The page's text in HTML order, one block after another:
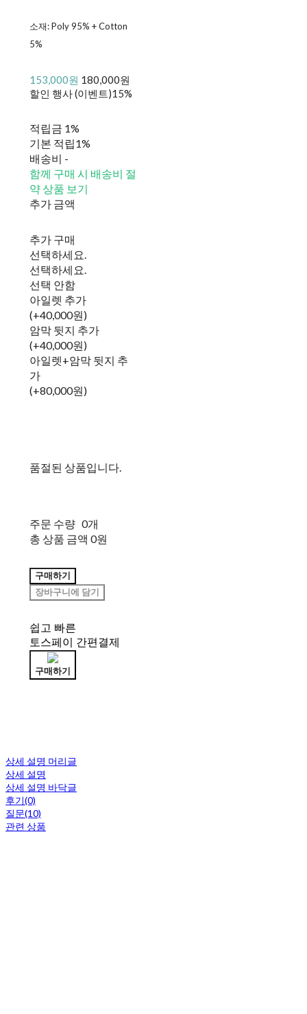
소재: Poly 95% + Cotton
5%
153,000원 180,000원
할인 행사 (이벤트)15%
적립금 1%
기본 적립1%
배송비 -
함께 구매 시 배송비 절
약 상품 보기
추가 금액
추가 구매
선택하세요.
선택하세요.
선택 안함
아일렛 추가
(+40,000원)
암막 뒷지 추가
(+40,000원)
아일렛+암막 뒷지 추
가
(+80,000원)
품절된 상품입니다.
주문 수량 0개
총 상품 금액 0원
구매하기
장바구니에 담기
쉽고 빠른
토스페이 간편결제
구매하기
상세 설명 머리글
상세 설명
상세 설명 바닥글
후기(0)
질문(10)
관련 상품